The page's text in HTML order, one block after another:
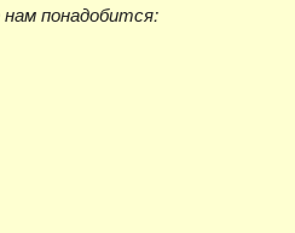
понадобится: